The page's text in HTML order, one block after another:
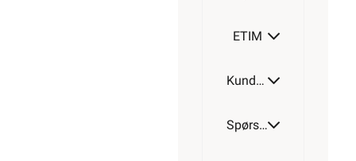
ETIM
Kundeomtale
Spørsmål og svar